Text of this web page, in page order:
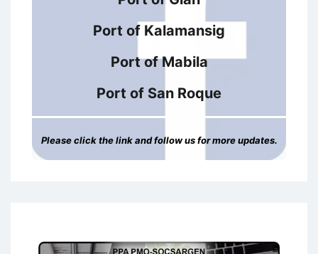
Port of Kalamansig
Port of Mabila
Port of San Roque
Please click the link and follow us for more updates.